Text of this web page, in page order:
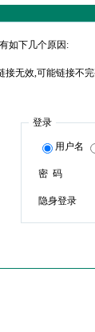
如下几个原因:
接无效,可能链接不
登录
用户名
密 码
隐身登录